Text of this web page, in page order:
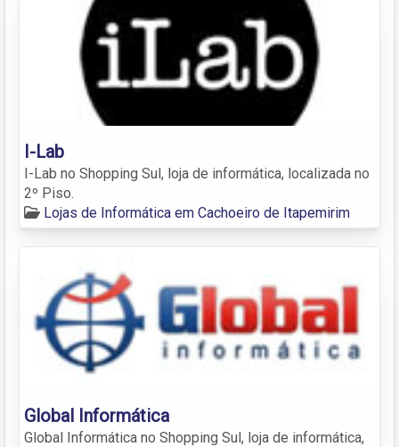
I-Lab
I-Lab no Shopping Sul, loja de informática, localizada no
2º Piso.
Lojas de Informática em Cachoeiro de Itapemirim
Global Informática
Global Informática no Shopping Sul, loja de informática,